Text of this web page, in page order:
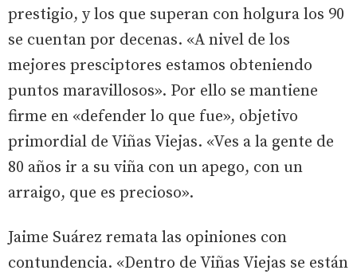
prestigio, y los que superan con holgura los 90
se cuentan por decenas. «A nivel de los
mejores presciptores estamos obteniendo
puntos maravillosos». Por ello se mantiene
firme en «defender lo que fue», objetivo
primordial de Viñas Viejas. «Ves a la gente de
80 años ir a su viña con un apego, con un
arraigo, que es precioso».
Jaime Suárez remata las opiniones con
contundencia. «Dentro de Viñas Viejas se están